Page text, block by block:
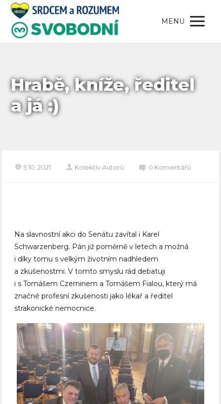
MENU
Hrabě, kníže, ředitel
a já :)
5.10. 2021 Kolektiv Autorů 0 Komentářů
Na slavnostní akci do Senátu zavítal i Karel
Schwarzenberg. Pán již poměrně v letech a možná
i díky tomu s velkým životním nadhledem
a zkušenostmi. V tomto smyslu rád debatuji
i s Tomášem Czerninem a Tomášem Fialou, který má
značné profesní zkušenosti jako lékař a ředitel
strakonické nemocnice.